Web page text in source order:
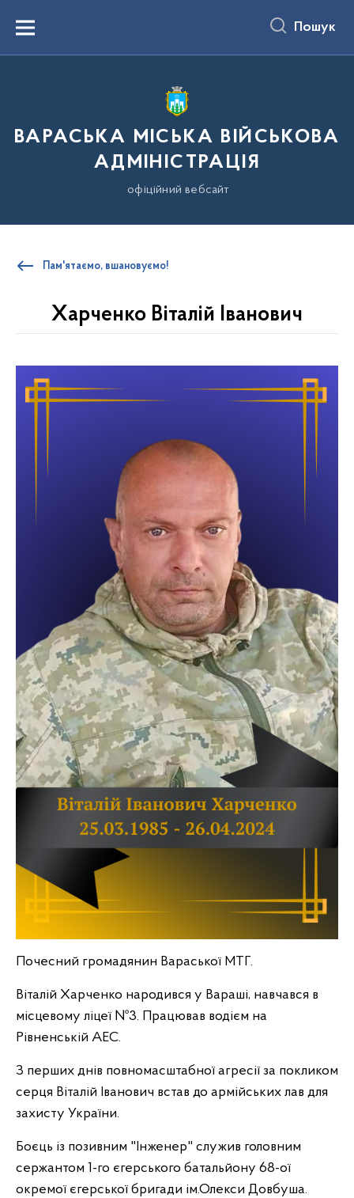
вмістуMenu Пошук
ВАРАСЬКА МІСЬКА ВІЙСЬКОВА
АДМІНІСТРАЦІЯ
офіційний вебсайт
Пам'ятаємо, вшановуємо!
Харченко Віталій Іванович
Почесний громадянин Вараської МТГ.
Віталій Харченко народився у Вараші, навчався в
місцевому ліцеї №3. Працював водієм на
Рівненській АЕС.
З перших днів повномасштабної агресії за покликом
серця Віталій Іванович встав до армійських лав для
захисту України.
Боєць із позивним "Інженер" служив головним
сержантом 1-го єгерського батальйону 68-ої
окремої єгерської бригади ім.Олекси Довбуша.